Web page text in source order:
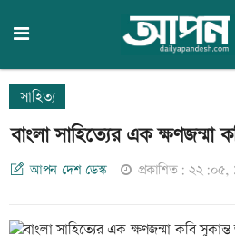
সাহিত্য
বাংলা সাহিত্যের এক ক্ষণজন্মা
আপন দেশ ডেস্ক প্রকাশিত: